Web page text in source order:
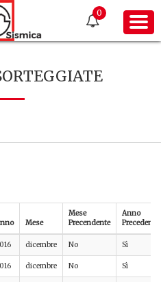
0
Mese
Mese
Precendente
Anno
Precedente
dicembre No Sì
dicembre No Sì